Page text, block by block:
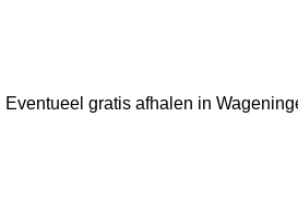
Eventueel gratis afhalen in